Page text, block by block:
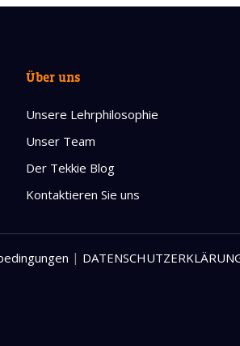
Über uns
Unsere Lehrphilosophie
Unser Team
Der Tekkie Blog
Kontaktieren Sie uns
|